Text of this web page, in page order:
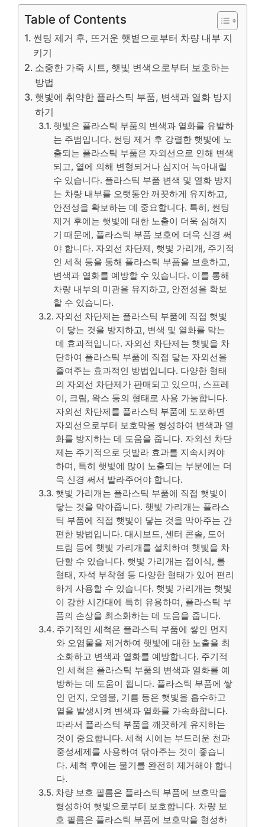
Table of Contents
썬팅 제거 후, 뜨거운 햇볕으로부터 차량 내부 지
키기
소중한 가죽 시트, 햇빛 변색으로부터 보호하는
방법
햇빛에 취약한 플라스틱 부품, 변색과 열화 방지
하기
햇빛은 플라스틱 부품의 변색과 열화를 유발하
는 주범입니다. 썬팅 제거 후 강렬한 햇빛에 노
출되는 플라스틱 부품은 자외선으로 인해 변색
되고, 열에 의해 변형되거나 심지어 녹아내릴
수 있습니다. 플라스틱 부품 변색 및 열화 방지
는 차량 내부를 오랫동안 깨끗하게 유지하고,
안전성을 확보하는 데 중요합니다. 특히, 썬팅
제거 후에는 햇빛에 대한 노출이 더욱 심해지
기 때문에, 플라스틱 부품 보호에 더욱 신경 써
야 합니다. 자외선 차단제, 햇빛 가리개, 주기적
인 세척 등을 통해 플라스틱 부품을 보호하고,
변색과 열화를 예방할 수 있습니다. 이를 통해
차량 내부의 미관을 유지하고, 안전성을 확보
할 수 있습니다.
자외선 차단제는 플라스틱 부품에 직접 햇빛
이 닿는 것을 방지하고, 변색 및 열화를 막는
데 효과적입니다. 자외선 차단제는 햇빛을 차
단하여 플라스틱 부품에 직접 닿는 자외선을
줄여주는 효과적인 방법입니다. 다양한 형태
의 자외선 차단제가 판매되고 있으며, 스프레
이, 크림, 왁스 등의 형태로 사용 가능합니다.
자외선 차단제를 플라스틱 부품에 도포하면
자외선으로부터 보호막을 형성하여 변색과 열
화를 방지하는 데 도움을 줍니다. 자외선 차단
제는 주기적으로 덧발라 효과를 지속시켜야
하며, 특히 햇빛에 많이 노출되는 부분에는 더
욱 신경 써서 발라주어야 합니다.
햇빛 가리개는 플라스틱 부품에 직접 햇빛이
닿는 것을 막아줍니다. 햇빛 가리개는 플라스
틱 부품에 직접 햇빛이 닿는 것을 막아주는 간
편한 방법입니다. 대시보드, 센터 콘솔, 도어
트림 등에 햇빛 가리개를 설치하여 햇빛을 차
단할 수 있습니다. 햇빛 가리개는 접이식, 롤
형태, 자석 부착형 등 다양한 형태가 있어 편리
하게 사용할 수 있습니다. 햇빛 가리개는 햇빛
이 강한 시간대에 특히 유용하며, 플라스틱 부
품의 손상을 최소화하는 데 도움을 줍니다.
주기적인 세척은 플라스틱 부품에 쌓인 먼지
와 오염물을 제거하여 햇빛에 대한 노출을 최
소화하고 변색과 열화를 예방합니다. 주기적
인 세척은 플라스틱 부품의 변색과 열화를 예
방하는 데 도움이 됩니다. 플라스틱 부품에 쌓
인 먼지, 오염물, 기름 등은 햇빛을 흡수하고
열을 발생시켜 변색과 열화를 가속화합니다.
따라서 플라스틱 부품을 깨끗하게 유지하는
것이 중요합니다. 세척 시에는 부드러운 천과
중성세제를 사용하여 닦아주는 것이 좋습니
다. 세척 후에는 물기를 완전히 제거해야 합니
다.
차량 보호 필름은 플라스틱 부품에 보호막을
형성하여 햇빛으로부터 보호합니다. 차량 보
호 필름은 플라스틱 부품에 보호막을 형성하